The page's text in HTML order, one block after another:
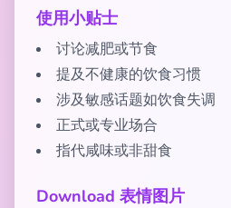
使用小贴士
讨论减肥或节食
提及不健康的饮食习惯
涉及敏感话题如饮食失调
正式或专业场合
指代咸味或非甜食
Download 表情图片